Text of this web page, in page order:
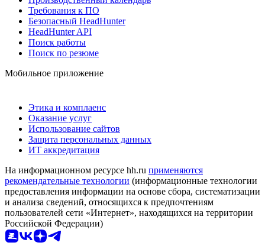
Требования к ПО
Безопасный HeadHunter
HeadHunter API
Поиск работы
Поиск по резюме
Мобильное приложение
Этика и комплаенс
Оказание услуг
Использование сайтов
Защита персональных данных
ИТ аккредитация
На информационном ресурсе hh.ru применяются
рекомендательные технологии (информационные технологии
предоставления информации на основе сбора, систематизации
и анализа сведений, относящихся к предпочтениям
пользователей сети «Интернет», находящихся на территории
Российской Федерации)